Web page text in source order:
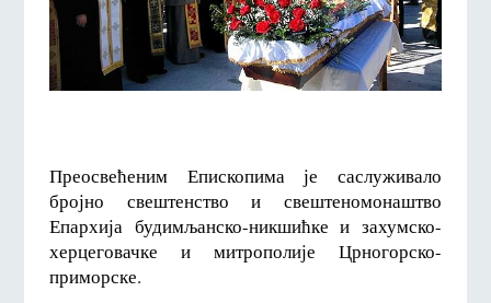
Преосвећеним Епископима је саслуживало
бројно свештенство и свештеномонаштво
Епархија будимљанско-никшићке и захумско-
херцеговачке и митрополије Црногорско-
приморске.